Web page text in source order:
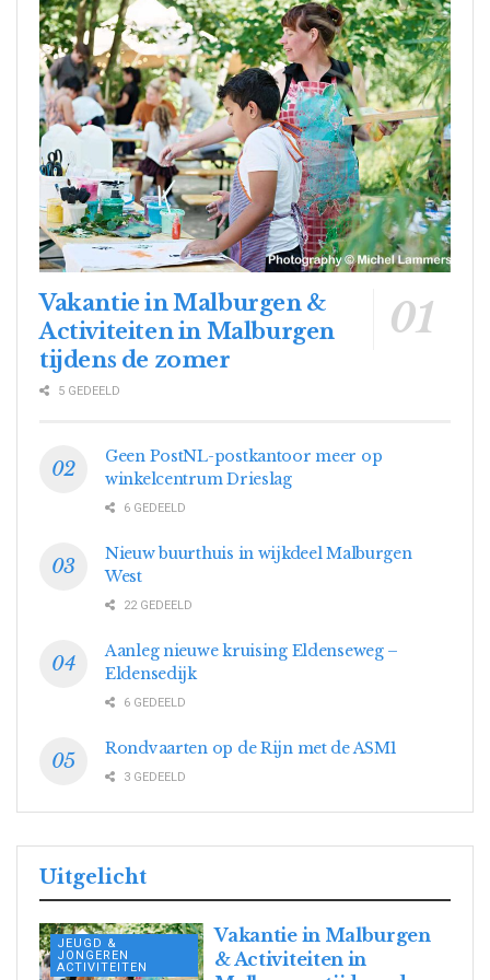
Vakantie in Malburgen &
Activiteiten in Malburgen
tijdens de zomer
5 GEDEELD
Geen PostNL-postkantoor meer op
winkelcentrum Drieslag
6 GEDEELD
Nieuw buurthuis in wijkdeel Malburgen
West
22 GEDEELD
Aanleg nieuwe kruising Eldenseweg –
Eldensedijk
6 GEDEELD
Rondvaarten op de Rijn met de ASM1
3 GEDEELD
Uitgelicht
JEUGD &
JONGEREN
ACTIVITEITEN
Vakantie in Malburgen
& Activiteiten in